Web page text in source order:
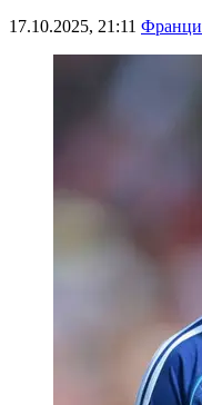
17.10.2025, 21:11